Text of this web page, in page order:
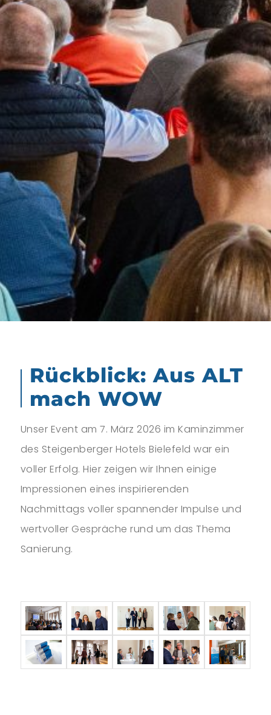
Rückblick: Aus ALT
mach WOW
Unser Event am 7. März 2026 im Kaminzimmer
des Steigenberger Hotels Bielefeld war ein
voller Erfolg. Hier zeigen wir Ihnen einige
Impressionen eines inspirierenden
Nachmittags voller spannender Impulse und
wertvoller Gespräche rund um das Thema
Sanierung.